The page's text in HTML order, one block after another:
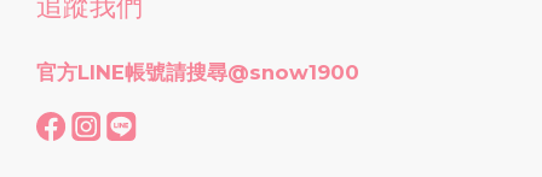
追蹤我們
官方LINE帳號請搜尋@snow1900